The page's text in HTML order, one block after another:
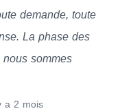
demande, toute
La phase des
sommes
a 2 mois